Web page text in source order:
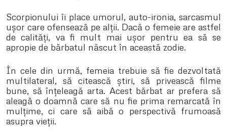
Scorpionului îi place umorul, auto-ironia, sarcasmul
ușor care ofensează pe alții. Dacă o femeie are astfel
de calități, va fi mult mai ușor pentru ea să se
apropie de bărbatul născut în această zodie.
În cele din urmă, femeia trebuie să fie dezvoltată
multilateral, să citească știri, să privească filme
bune, să înțeleagă arta. Acest bărbat ar prefera să
aleagă o doamnă care să nu fie prima remarcată în
mulțime, ci care să aibă o perspectivă frumoasă
asupra vieții.